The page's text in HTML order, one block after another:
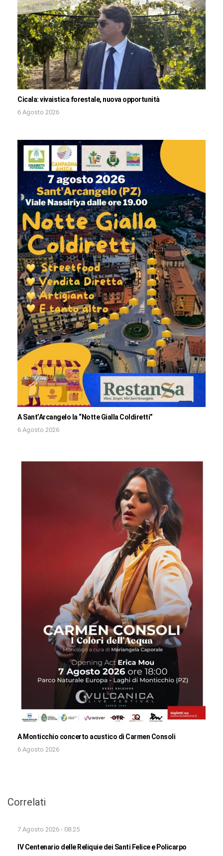
Cicala: vivaistica forestale, nuova opportunità
6 Agosto 2026
A Sant’Arcangelo la “Notte Gialla Coldiretti”
6 Agosto 2026
A Monticchio concerto acustico di Carmen Consoli
6 Agosto 2026
Correlati
7 Agosto 2026 - 08:25
IV Centenario delle Reliquie dei Santi Felice e Policarpo